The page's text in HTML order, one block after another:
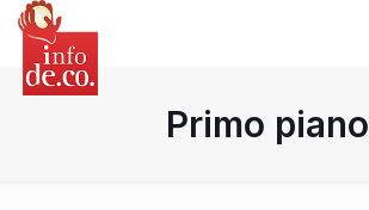
Primo piano